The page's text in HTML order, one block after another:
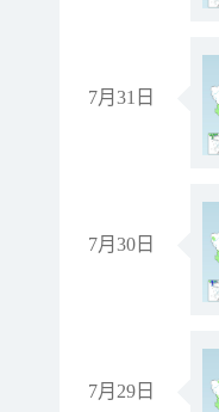
7月31日
7月30日
7月29日